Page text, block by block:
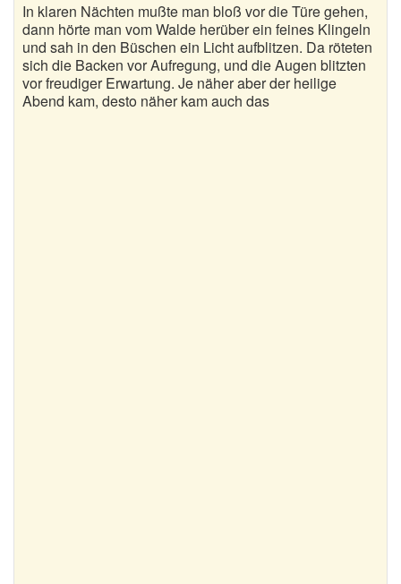
In klaren Nächten mußte man bloß vor die Türe gehen,
dann hörte man vom Walde herüber ein feines Klingeln
und sah in den Büschen ein Licht aufblitzen. Da röteten
sich die Backen vor Aufregung, und die Augen blitzten
vor freudiger Erwartung. Je näher aber der heilige
Abend kam, desto näher kam auch das